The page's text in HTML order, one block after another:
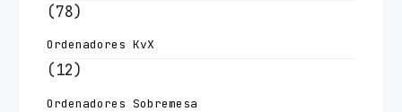
(78)
Ordenadores KvX
(12)
Ordenadores Sobremesa